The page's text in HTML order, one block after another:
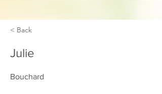
< Back
Julie
Bouchard